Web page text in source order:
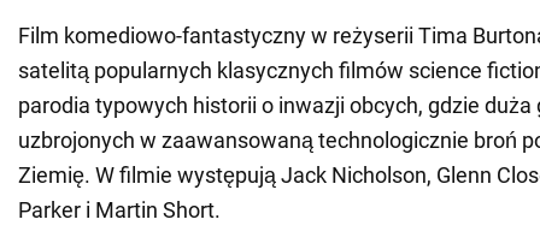
Film komediowo-fantastyczny w reżyserii Tima
satelitą popularnych klasycznych filmów science
parodia typowych historii o inwazji obcych, gdzie duża
uzbrojonych w zaawansowaną technologicznie broń
Ziemię. W filmie występują Jack Nicholson, Glenn
Parker i Martin Short.